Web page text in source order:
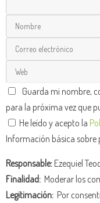
Guarda mi nombre,
para la próxima vez que
He leído y acepto la
Información básica
Responsable:Ezequiel
Finalidad: Moderar los
Legitimación: Por